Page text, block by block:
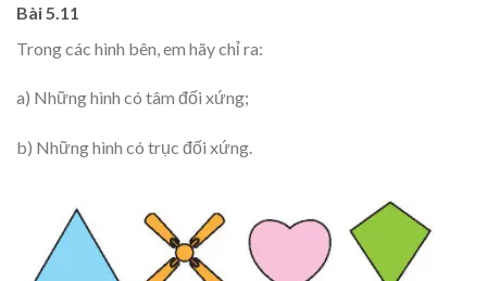
Bài 5.11
Trong các hình bên, em hãy chỉ ra:
a) Những hình có tâm đối xứng;
b) Những hình có trục đối xứng.